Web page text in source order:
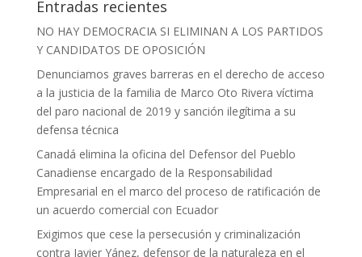
Entradas recientes
NO HAY DEMOCRACIA SI ELIMINAN A LOS PARTIDOS
Y CANDIDATOS DE OPOSICIÓN
Denunciamos graves barreras en el derecho de acceso
a la justicia de la familia de Marco Oto Rivera víctima
del paro nacional de 2019 y sanción ilegítima a su
defensa técnica
Canadá elimina la oficina del Defensor del Pueblo
Canadiense encargado de la Responsabilidad
Empresarial en el marco del proceso de ratificación de
un acuerdo comercial con Ecuador
Exigimos que cese la persecusión y criminalización
contra Javier Yánez, defensor de la naturaleza en el